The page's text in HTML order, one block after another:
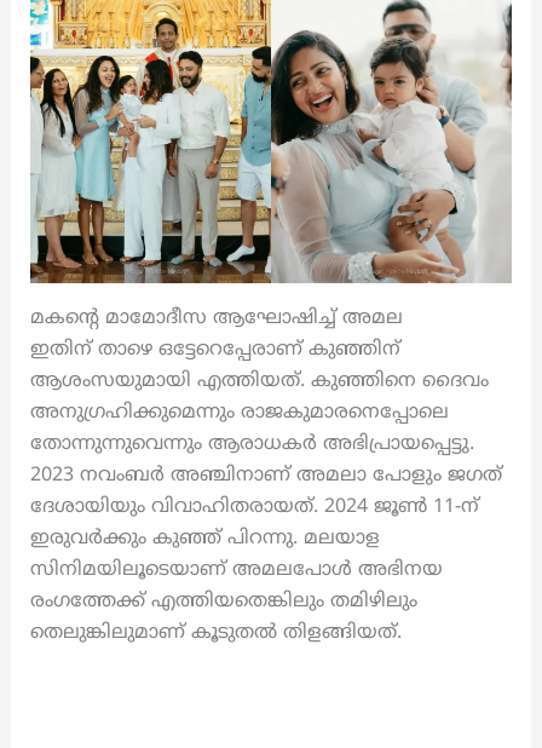
മകന്റെ മാമോദീസ ആഘോഷിച്ച് അമല
ഇതിന് താഴെ ഒട്ടേറെപ്പേരാണ് കുഞ്ഞിന്
ആശംസയുമായി എത്തിയത്. കുഞ്ഞിനെ ദൈവം
അനുഗ്രഹിക്കുമെന്നും രാജകുമാരനെപ്പോലെ
തോന്നുന്നുവെന്നും ആരാധകർ അഭിപ്രായപ്പെട്ടു.
2023 നവംബർ അഞ്ചിനാണ് അമലാ പോളും ജഗത്
ദേശായിയും വിവാഹിതരായത്. 2024 ജൂൺ 11-ന്
ഇരുവർക്കും കുഞ്ഞ് പിറന്നു. മലയാള
സിനിമയിലൂടെയാണ് അമലപോൾ അഭിനയ
രംഗത്തേക്ക് എത്തിയതെങ്കിലും തമിഴിലും
തെലുങ്കിലുമാണ് കൂടുതൽ തിളങ്ങിയത്.